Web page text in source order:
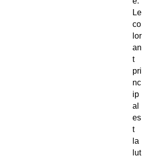
Le
co
lor
an
t
pri
nc
ip
al
es
t
la
lut